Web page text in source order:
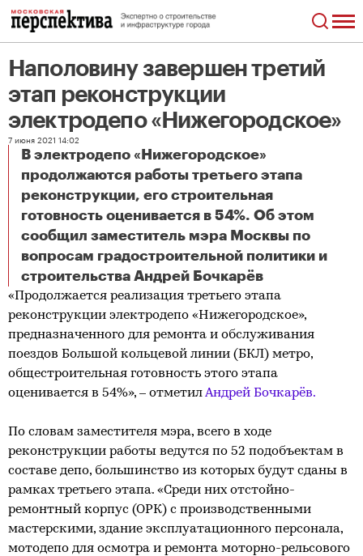
Наполовину завершен третий
этап реконструкции
электродепо «Нижегородское»
7 июня 2021 14:02
В электродепо «Нижегородское»
продолжаются работы третьего этапа
реконструкции, его строительная
готовность оценивается в 54%. Об этом
сообщил заместитель мэра Москвы по
вопросам градостроительной политики и
строительства Андрей Бочкарёв
«Продолжается реализация третьего этапа
реконструкции электродепо «Нижегородское»,
предназначенного для ремонта и обслуживания
поездов Большой кольцевой линии (БКЛ) метро,
общестроительная готовность этого этапа
оценивается в 54%», – отметилАндрей Бочкарёв.
По словам заместителя мэра, всего в ходе
реконструкции работы ведутся по 52 подобъектам в
составе депо, большинство из которых будут сданы в
рамках третьего этапа. «Среди них отстойно-
ремонтный корпус (ОРК) с производственными
мастерскими, здание эксплуатационного персонала,
мотодепо для осмотра и ремонта моторно-рельсового